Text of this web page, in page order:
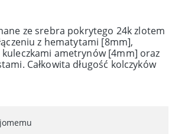
ze srebra pokrytego 24k zlotem
z hematytami [8mm],
ametrynów [4mm] oraz
Całkowita długość kolczyków